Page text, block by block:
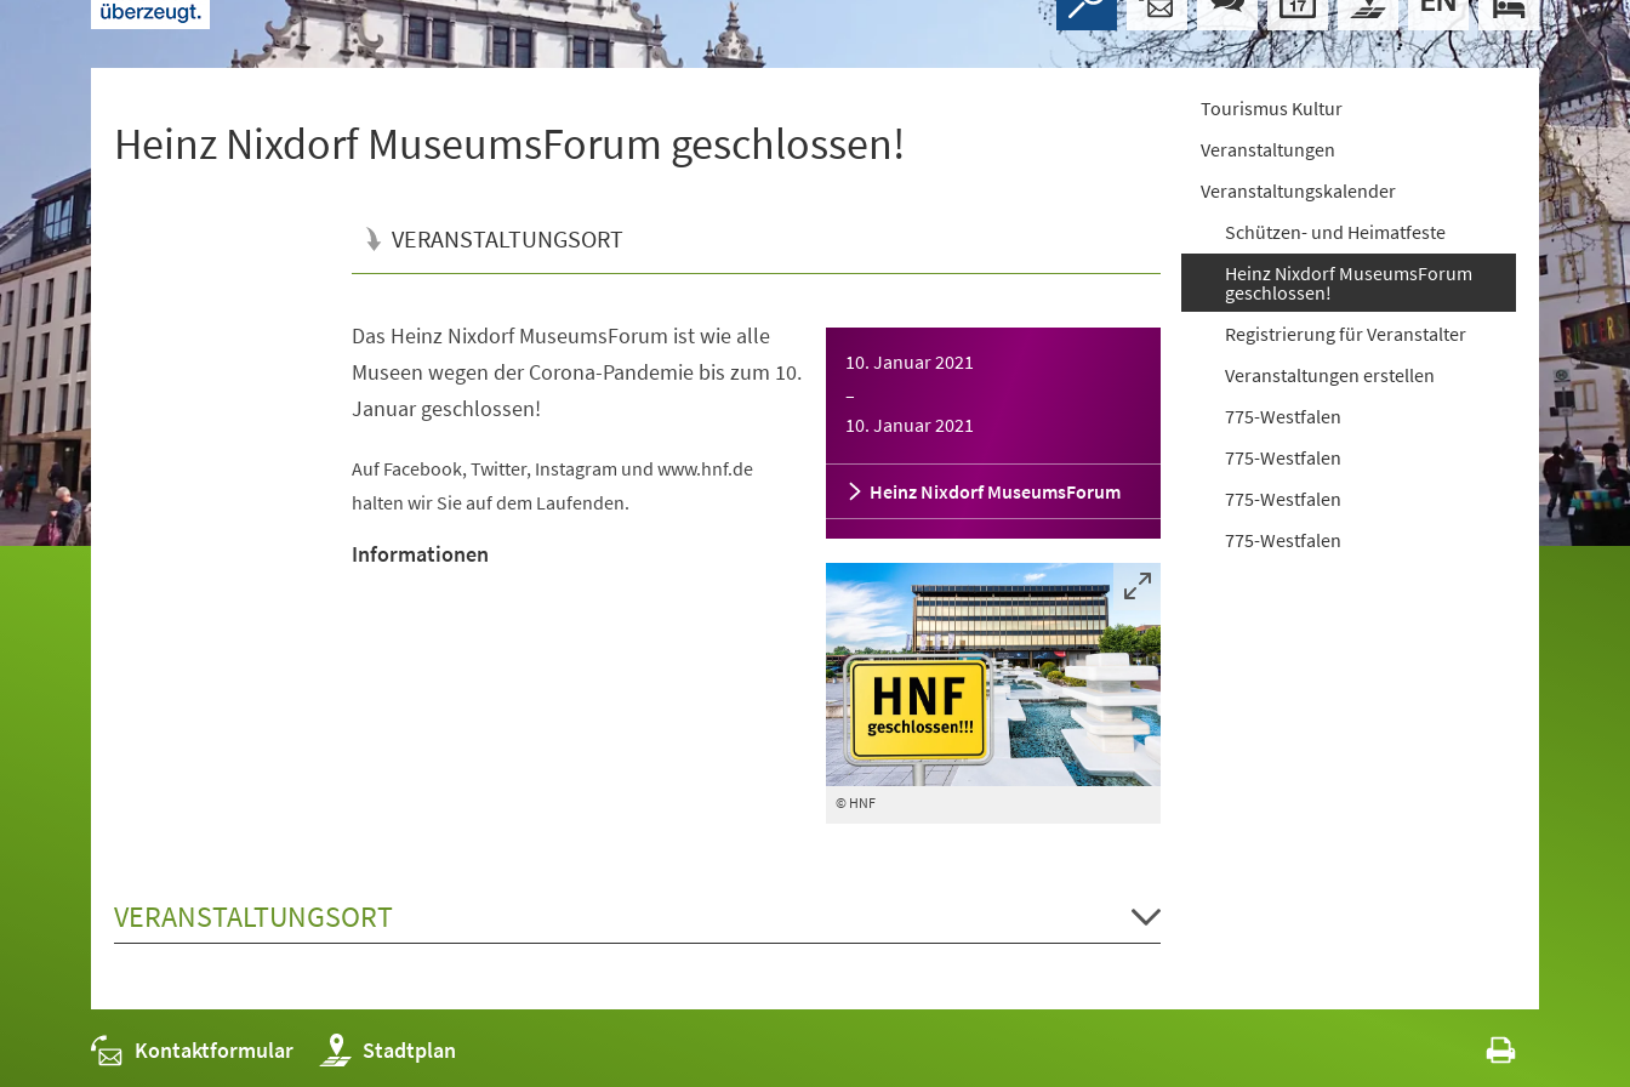
Heinz Nixdorf MuseumsForum geschlossen!
VERANSTALTUNGSORT
10. Januar 2021
–
10. Januar 2021
Heinz Nixdorf MuseumsForum
Das Heinz Nixdorf MuseumsForum ist wie alle
Museen wegen der Corona-Pandemie bis zum 10.
Januar geschlossen!
Auf Facebook, Twitter, Instagram und www.hnf.de
halten wir Sie auf dem Laufenden.
© HNF
Informationen
VERANSTALTUNGSORT
Tourismus Kultur
Veranstaltungen
Veranstaltungskalender
Schützen- und Heimatfeste
Heinz Nixdorf MuseumsForum
geschlossen!
Registrierung für Veranstalter
Veranstaltungen erstellen
775-Westfalen
775-Westfalen
775-Westfalen
775-Westfalen
Kontaktformular Stadtplan
(Öffnet
in